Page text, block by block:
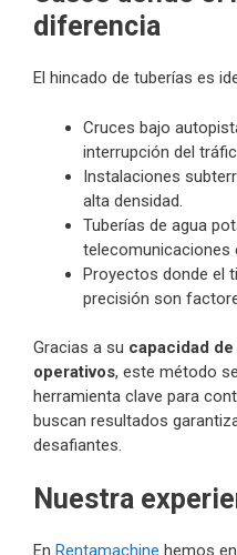
diferencia
El hincado de tuberías es
Cruces bajo
interrupción del
Instalaciones
alta densidad.
Tuberías de agua
telecomunicaciones
Proyectos donde el
precisión son
Gracias a su capacidad
operativos, este método
herramienta clave para
buscan resultados
desafiantes.
Nuestra
En Rentamachine hemos